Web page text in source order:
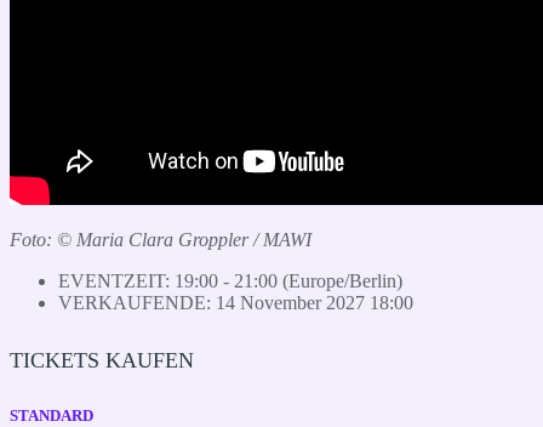
Foto: © Maria Clara Groppler / MAWI
EVENTZEIT: 19:00 - 21:00 (Europe/Berlin)
VERKAUFENDE: 14 November 2027 18:00
TICKETS KAUFEN
STANDARD